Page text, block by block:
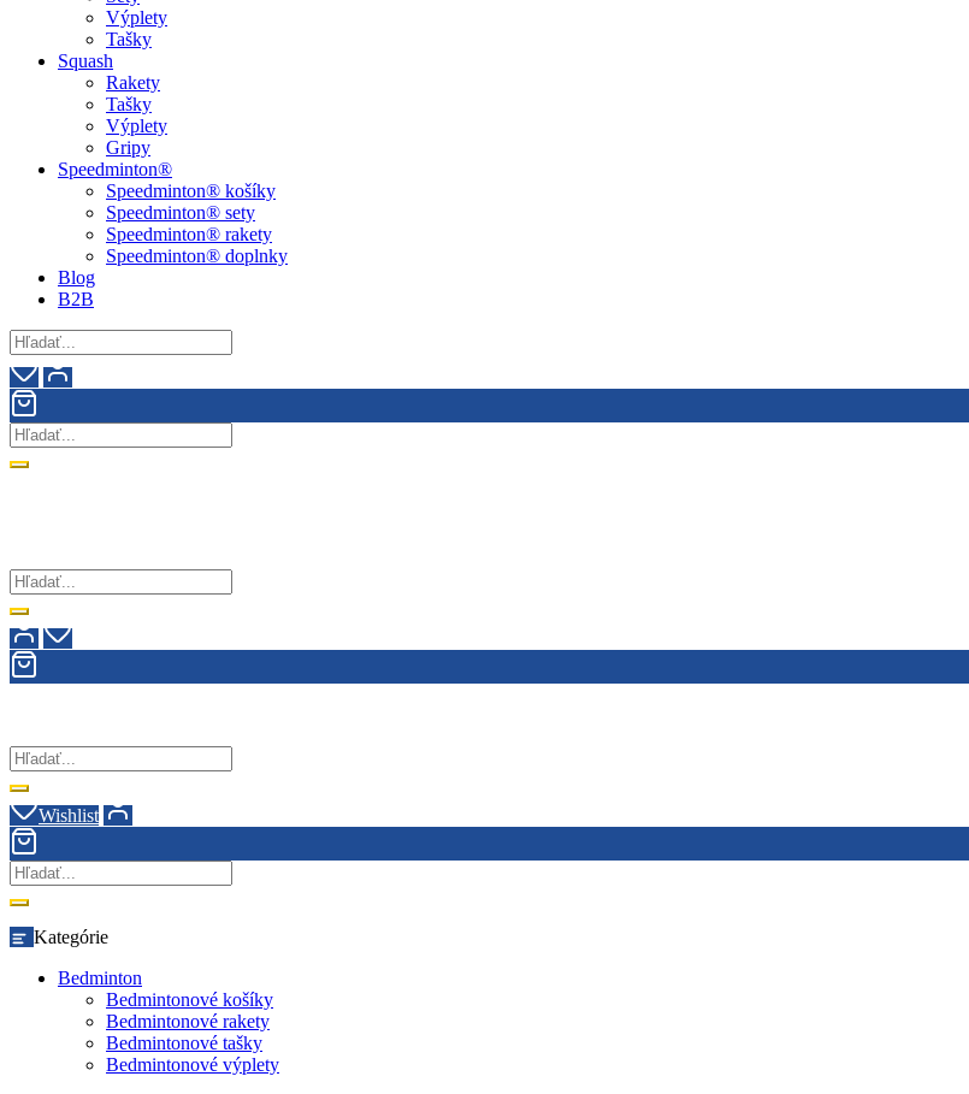
Výplety
Tašky
Squash
Rakety
Tašky
Výplety
Gripy
Speedminton®
Speedminton® košíky
Speedminton® sety
Speedminton® rakety
Speedminton® doplnky
Blog
B2B
Wishlist
Kategórie
Bedminton
Bedmintonové košíky
Bedmintonové rakety
Bedmintonové tašky
Bedmintonové výplety